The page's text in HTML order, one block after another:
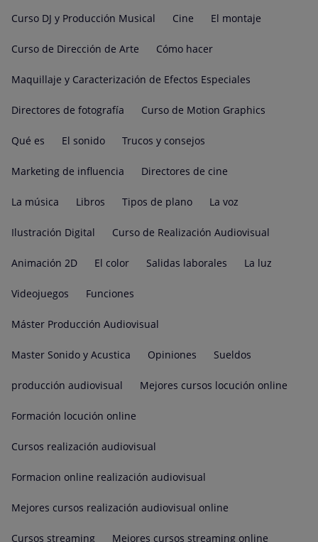
Curso DJ y Producción Musical Cine El montaje
Curso de Dirección de Arte Cómo hacer
Maquillaje y Caracterización de Efectos Especiales
Directores de fotografía Curso de Motion Graphics
Qué es El sonido Trucos y consejos
Marketing de influencia Directores de cine
La música Libros Tipos de plano La voz
Ilustración Digital Curso de Realización Audiovisual
Animación 2D El color Salidas laborales La luz
Videojuegos Funciones
Máster Producción Audiovisual
Master Sonido y Acustica Opiniones Sueldos
producción audiovisual Mejores cursos locución online
Formación locución online
Cursos realización audiovisual
Formacion online realización audiovisual
Mejores cursos realización audiovisual online
Cursos streaming Mejores cursos streaming online